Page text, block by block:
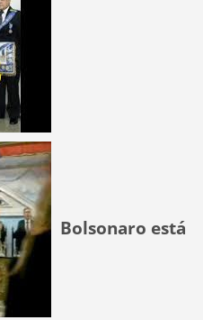
Bolsonaro está